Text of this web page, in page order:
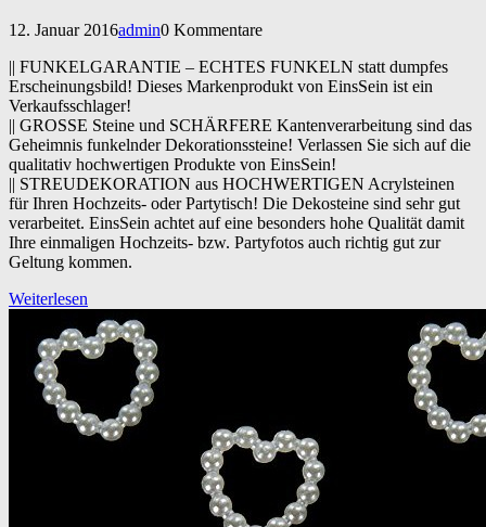
12. Januar 2016admin0 Kommentare
|| FUNKELGARANTIE – ECHTES FUNKELN statt dumpfes
Erscheinungsbild! Dieses Markenprodukt von EinsSein ist ein
Verkaufsschlager!
|| GROSSE Steine und SCHÄRFERE Kantenverarbeitung sind das
Geheimnis funkelnder Dekorationssteine! Verlassen Sie sich auf die
qualitativ hochwertigen Produkte von EinsSein!
|| STREUDEKORATION aus HOCHWERTIGEN Acrylsteinen
für Ihren Hochzeits- oder Partytisch! Die Dekosteine sind sehr gut
verarbeitet. EinsSein achtet auf eine besonders hohe Qualität damit
Ihre einmaligen Hochzeits- bzw. Partyfotos auch richtig gut zur
Geltung kommen.
Weiterlesen